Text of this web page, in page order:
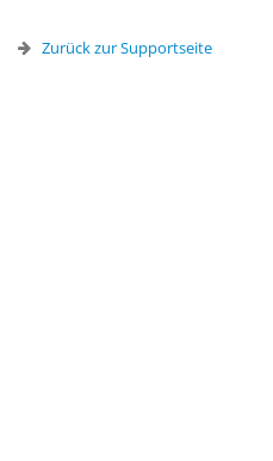
Zurück zur Supportseite